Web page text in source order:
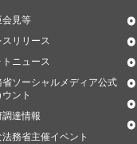
会見等
スリリース
トニュース
省ソーシャルメディア公式
ウント
調達情報
法務省主催イベント